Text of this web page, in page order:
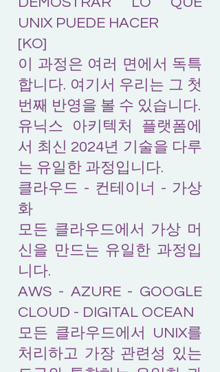
UNIX PUEDE HACER
[KO]
이 과정은 여러 면에서 독특
합니다. 여기서 우리는 그 첫
번째 반영을 볼 수 있습니다.
유닉스 아키텍처 플랫폼에
서 최신 2024년 기술을 다루
는 유일한 과정입니다.
클라우드 - 컨테이너 - 가상
화
모든 클라우드에서 가상 머
신을 만드는 유일한 과정입
니다.
AWS - AZURE - GOOGLE
CLOUD - DIGITAL OCEAN
모든 클라우드에서 UNIX를
처리하고 가장 관련성 있는